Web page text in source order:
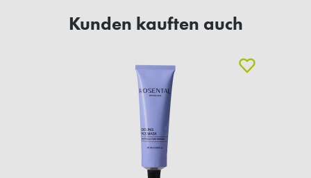
Kunden kauften auch